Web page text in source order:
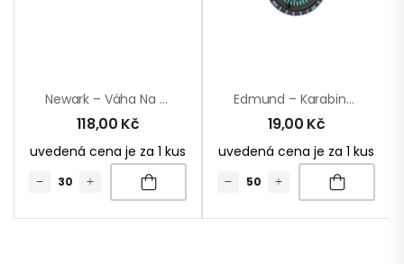
Newark – Váha Na Zavazadla
118,00 Kč
uvedená cena je za 1 kus
Edmund – Karabinka
19,00 Kč
uvedená cena je za 1 kus